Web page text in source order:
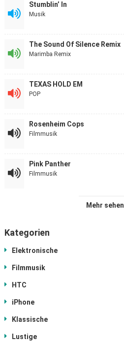
Stumblin’ In
Musik
The Sound Of Silence Remix
Marimba Remix
TEXAS HOLD EM
POP
Rosenheim Cops
Filmmusik
Pink Panther
Filmmusik
Mehr sehen
Kategorien
Elektronische
Filmmusik
HTC
iPhone
Klassische
Lustige